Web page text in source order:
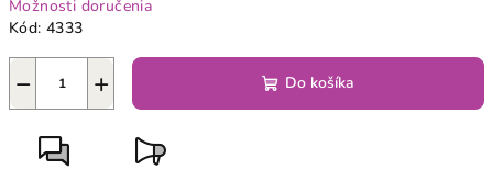
Možnosti doručenia
Kód: 4333
+
− Do košíka